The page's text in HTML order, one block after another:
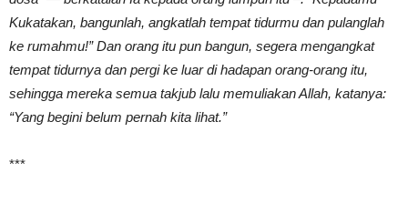
Kukatakan, bangunlah, angkatlah tempat tidurmu dan pulanglah
ke rumahmu!” Dan orang itu pun bangun, segera mengangkat
tempat tidurnya dan pergi ke luar di hadapan orang-orang itu,
sehingga mereka semua takjub lalu memuliakan Allah, katanya:
“Yang begini belum pernah kita lihat.”
***